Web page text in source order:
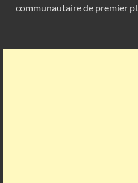
communautaire de premier